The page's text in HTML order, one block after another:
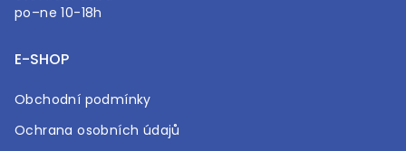
po–ne 10-18h
E-SHOP
Obchodní podmínky
Ochrana osobních údajů